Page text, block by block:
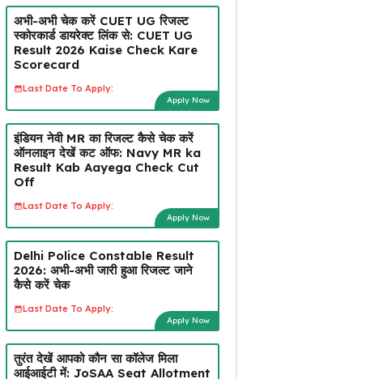
अभी-अभी चेक करें CUET UG रिजल्ट
स्कोरकार्ड डायरेक्ट लिंक से: CUET UG
Result 2026 Kaise Check Kare
Scorecard
Last Date To Apply:
Apply Now
इंडियन नेवी MR का रिजल्ट कैसे चेक करें
ऑनलाइन देखें कट ऑफ: Navy MR ka
Result Kab Aayega Check Cut
Off
Last Date To Apply:
Apply Now
Delhi Police Constable Result
2026: अभी-अभी जारी हुआ रिजल्ट जाने
कैसे करें चेक
Last Date To Apply:
Apply Now
तुरंत देखें आपको कौन सा कॉलेज मिला
आईआईटी में: JoSAA Seat Allotment